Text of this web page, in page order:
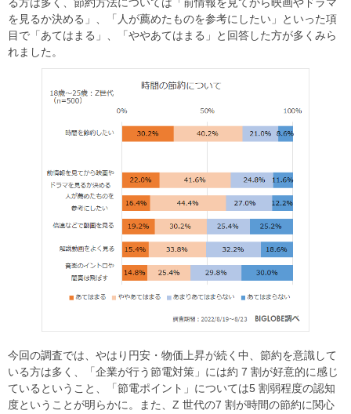
る方は多く、節約方法については「前情報を見てから映画やドラマ
を見るか決める」、「人が薦めたものを参考にしたい」といった項
目で「あてはまる」、「ややあてはまる」と回答した方が多くみら
れました。
今回の調査では、やはり円安・物価上昇が続く中、節約を意識して
いる方は多く、「企業が行う節電対策」には約 7 割が好意的に感じ
ているということ、「節電ポイント」については5 割弱程度の認知
度ということが明らかに。また、Z 世代の7 割が時間の節約に関心